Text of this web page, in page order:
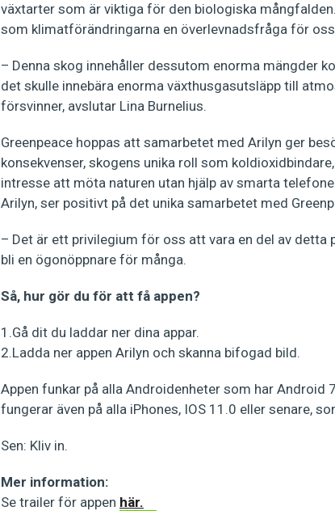
växtarter som är viktiga för den biologiska
som klimatförändringarna en överlevnadsfråga för
– Denna skog innehåller dessutom enorma mängder
det skulle innebära enorma växthusgasutsläpp till
försvinner, avslutar Lina Burnelius.
Greenpeace hoppas att samarbetet med Arilyn ger
konsekvenser, skogens unika roll som
intresse att möta naturen utan hjälp av smarta
Arilyn, ser positivt på det unika samarbetet med
– Det är ett privilegium för oss att vara en del av detta
bli en ögonöppnare för många.
Så, hur gör du för att få appen?
1.Gå dit du laddar ner dina appar.
2.Ladda ner appen Arilyn och skanna bifogad bild.
Appen funkar på alla Androidenheter som har Android
fungerar även på alla iPhones, IOS 11.0 eller senare,
Sen: Kliv in.
Mer information:
Se trailer för appen här.